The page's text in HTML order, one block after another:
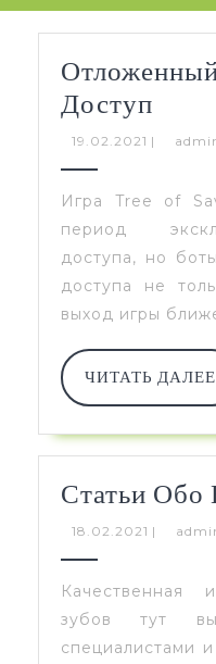
Доступ
19.02.2021 |
Игра Tree of
период
доступа, но
доступа не
выход игры
ЧИТАТЬ ДАЛЕЕ
Статьи Обо
18.02.2021 |
Качественная
зубов тут
специалистами